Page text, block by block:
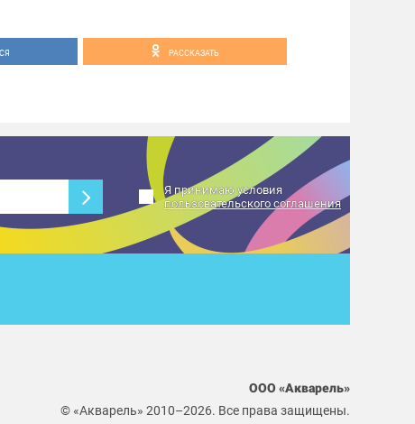
РАССКАЗАТЬ
Я принимаю условия
пользовательского соглашения
ООО «Акварель»
© «Акварель» 2010–2026. Все права защищены.